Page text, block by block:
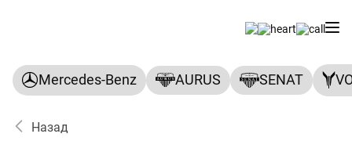
Mercedes-Benz AURUS SENAT
Назад